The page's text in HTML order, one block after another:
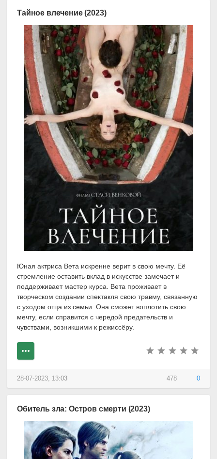
Тайное влечение (2023)
Юная актриса Вета искренне верит в свою мечту. Её
стремление оставить вклад в искусстве замечает и
поддерживает мастер курса. Вета проживает в
творческом создании спектакля свою травму, связанную
с уходом отца из семьи. Она сможет воплотить свою
мечту, если справится с чередой предательств и
чувствами, возникшими к режиссёру.
478 0
28-07-2023, 13:03
Обитель зла: Остров смерти (2023)